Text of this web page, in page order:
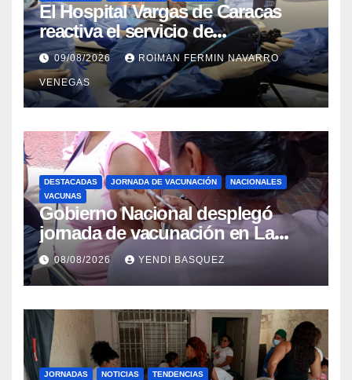
El Hospital Vargas de Caracas
reactiva el servicio de
Colangiopancreatografía
Retrógrada Endoscópica para
beneficiar a cientos de pacientes
09/08/2026 ROIMAN FERMIN NAVARRO
VENEGAS
DESTACADAS JORNADA DE VACUNACIÓN
NACIONALES
VACUNAS
Gobierno Nacional desplegó
jornada de vacunación en La
Guaira para garantizar protección
epidemiológica
08/08/2026 YENDI BASQUEZ
JORNADAS NOTICIAS TENDENCIAS